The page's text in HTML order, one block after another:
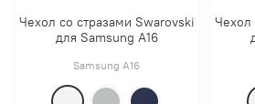
Чехол со стразами Swarovski
для Samsung A16
Samsung A16
Чехол